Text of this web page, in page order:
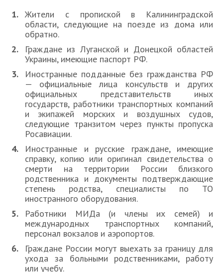
Жители с пропиской в Калининградской
области, следующие на поезде из дома или
обратно.
Граждане из Луганской и Донецкой областей
Украины, имеющие паспорт РФ.
Иностранные подданные без гражданства РФ
— официальные лица консульств и других
официальных представительств иных
государств, работники транспортных компаний
и экипажей морских и воздушных судов,
следующие транзитом через пункты пропуска
Росавиации.
Иностранные и русские граждане, имеющие
справку, копию или оригинал свидетельства о
смерти на территории России близкого
родственника и документы подтверждающие
степень родства, специалисты по ТО
иностранного оборудования.
Работники МИДа (и члены их семей) и
международных транспортных компаний,
персонал вокзалов и аэропортов.
Граждане России могут выехать за границу для
ухода за больными родственниками, работу
или учебу.